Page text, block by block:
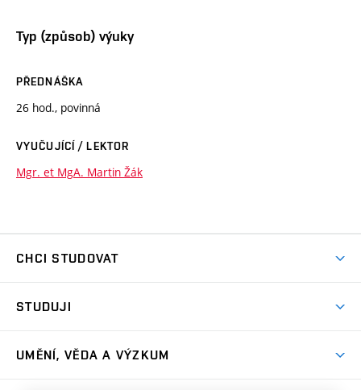
Typ (způsob) výuky
PŘEDNÁŠKA
26 hod., povinná
VYUČUJÍCÍ / LEKTOR
Mgr. et MgA. Martin Žák
CHCI STUDOVAT
Přijímačky
Dny otevřených dveří
STUDUJI
UMĚNÍ, VĚDA A VÝZKUM